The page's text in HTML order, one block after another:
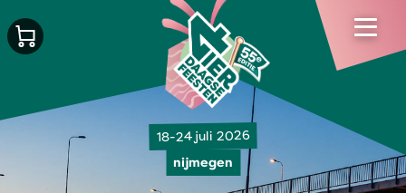
18-24 juli 2026
nijmegen